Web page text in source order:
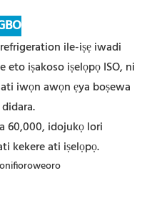
ile-iṣẹ iwadi
eto iṣakoso iṣelọpọ ISO, ni
iwọn awọn ẹya boṣewa
60,000, idojukọ lori
kekere ati iṣelọpọ.